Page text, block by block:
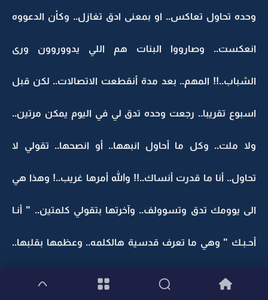
وحده تحاول تعاكس.. او بمعنى ادق تغازل.. وكأن الدعووه
انعكست.. وصارووا البنات هم اللي يدووروون ورى
الشباب..!! المهم.. بعد مدة أنقطعت الاتصالات.. لكن قبل
اسبوع تقريبا.. رجعت وحده تدق لي في اليوم يمكن مرتين..
ولا ملت.. وكل ما أحاول انبهها.. أو انصحها.. تقولي لا
تحاول.. أنا ما قدرت أنساك..!! والله أمرها غريب..! وهذا هي
الى يوومك تدق وتسوولف.. وآخرتها بتقولي كلمتين.. " أنـا
أحـبـك " وهي ما تعرف قدسية هالكلمه.. وعظمها بقلبها..